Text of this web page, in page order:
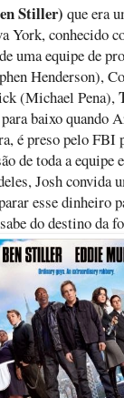
Stiller) que era
York, conhecido
uma equipe de
Henderson),
(Michael Pena),
baixo quando
é preso pelo FBI
de toda a equipe
Josh
esse dinheiro
do destino da